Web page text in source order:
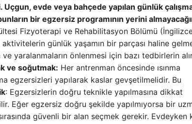
evde veya bahçede yapılan günlük
bir egzersiz programının yerini
Fizyoterapi ve Rehabilitasyon Bölümü
günlük yaşamın bir parçası haline
yaralanmaların önlenmesi için bazı tedbirlerin
ve soğutmak: Her antrenman öncesinde ısınma
egzersizleri yapılarak kaslar gevşetilmelidir. Bu
: Egzersizlerin doğru teknikle yapılmasına dikkat
Eğer egzersiz doğru şekilde yapılmıyorsa bir
güvenli bir alan seçmek gerekir. Evdeyken